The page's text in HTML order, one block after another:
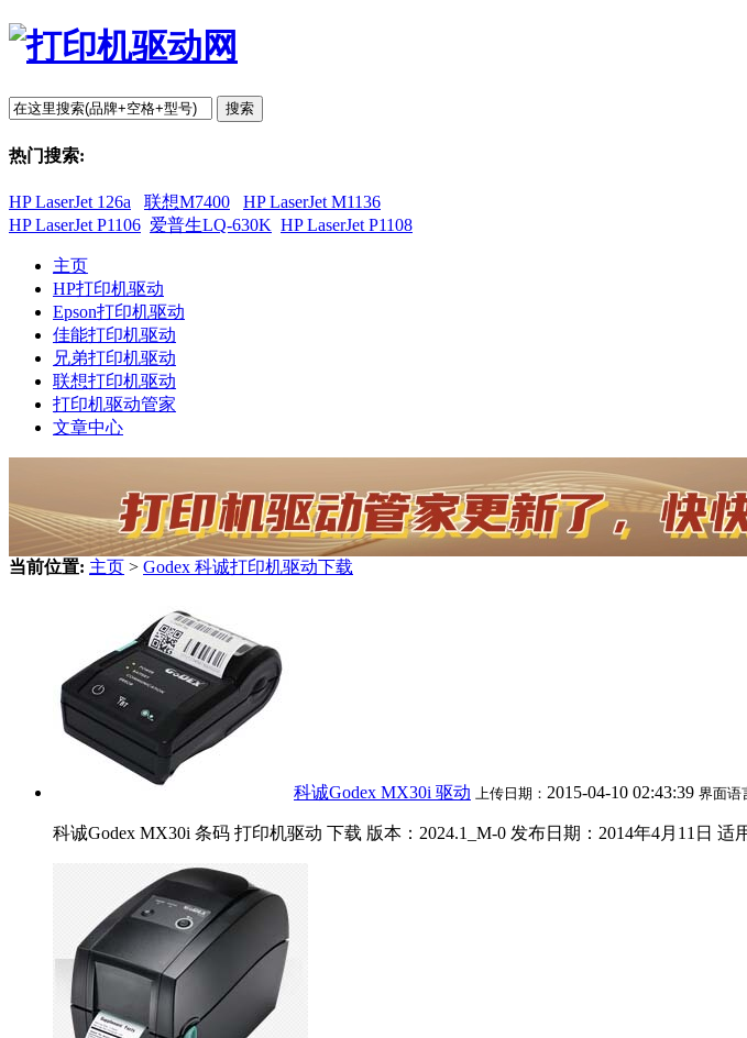
搜索
热门搜索:
HP LaserJet 126a 联想M7400
HP LaserJet M1136
HP LaserJet P1106 爱普生LQ-630K HP LaserJet P1108
主页
HP打印机驱动
Epson打印机驱动
佳能打印机驱动
兄弟打印机驱动
联想打印机驱动
打印机驱动管家
文章中心
当前位置: 主页 > Godex 科诚打印机驱动下载
科诚Godex MX30i 驱动 上传日期： 2015-04-10 02:43:39 界面语
科诚Godex MX30i 条码 打印机驱动 下载 版本：2024.1_M-0 发布日期：2014年4月11日 适